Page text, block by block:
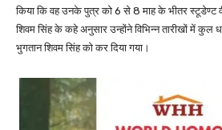
किया कि वह उनके पुत्र को 6 से 8 माह के भीतर स्टूडेण्ट
शिवम सिंह के कहे अनुसार उन्होंने विभिन्न तारीखों में कुल
भुगतान शिवम सिंह को कर दिया गया।